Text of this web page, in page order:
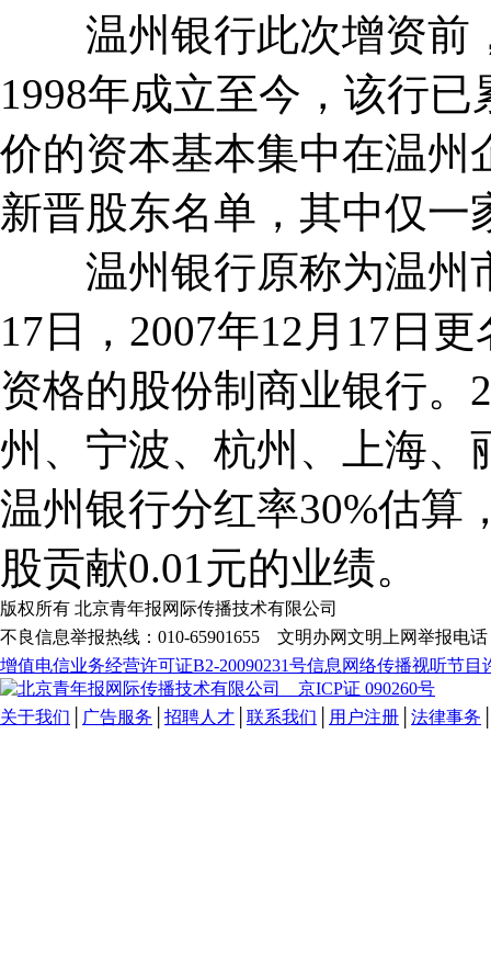
温州银行此次增资前
1998年成立至今，该行
价的资本基本集中在温州
新晋股东名单，其中仅一
温州银行原称为温州
17日，2007年12月17日
资格的股份制商业银行。
州、宁波、杭州、上海、
温州银行分红率30%估算
股贡献0.01元的业绩。
版权所有 北京青年报网际传播技术有限公司
不良信息举报热线：010-65901655 文明办网文明上网举报电
增值电信业务经营许可证B2-20090231号信息网络传播视听节目
关于我们 广告服务 招聘人才 联系我们 用户注册 法律事务